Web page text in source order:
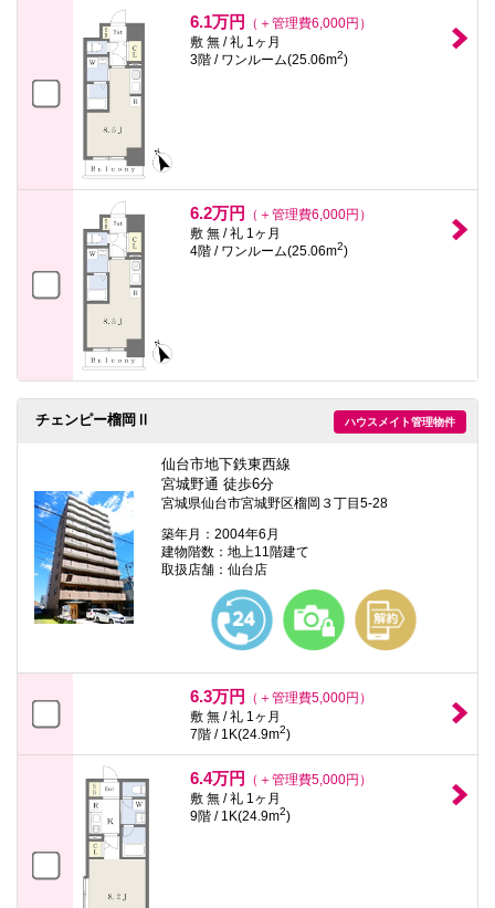
6.1万円
（＋管理費6,000円）
敷 無 / 礼 1ヶ月
3階 / ワンルーム(25.06m2)
6.2万円
（＋管理費6,000円）
敷 無 / 礼 1ヶ月
4階 / ワンルーム(25.06m2)
ハウスメイト管理物件
チェンピー榴岡Ⅱ
仙台市地下鉄東西線
宮城野通 徒歩6分
宮城県仙台市宮城野区榴岡３丁目5-28
築年月：2004年6月
建物階数：地上11階建て
取扱店舗：仙台店
6.3万円
（＋管理費5,000円）
敷 無 / 礼 1ヶ月
7階 / 1K(24.9m2)
6.4万円
（＋管理費5,000円）
敷 無 / 礼 1ヶ月
9階 / 1K(24.9m2)